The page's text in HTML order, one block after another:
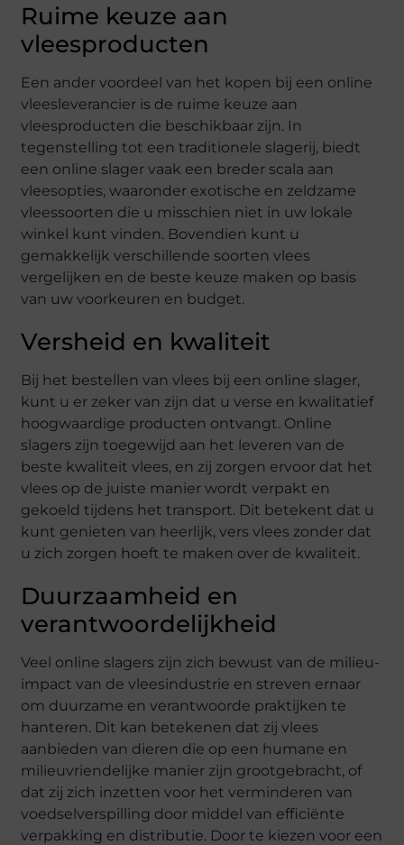
Ruime keuze aan
vleesproducten
Een ander voordeel van het kopen bij een online
vleesleverancier is de ruime keuze aan
vleesproducten die beschikbaar zijn. In
tegenstelling tot een traditionele slagerij, biedt
een online slager vaak een breder scala aan
vleesopties, waaronder exotische en zeldzame
vleessoorten die u misschien niet in uw lokale
winkel kunt vinden. Bovendien kunt u
gemakkelijk verschillende soorten vlees
vergelijken en de beste keuze maken op basis
van uw voorkeuren en budget.
Versheid en kwaliteit
Bij het bestellen van vlees bij een online slager,
kunt u er zeker van zijn dat u verse en kwalitatief
hoogwaardige producten ontvangt. Online
slagers zijn toegewijd aan het leveren van de
beste kwaliteit vlees, en zij zorgen ervoor dat het
vlees op de juiste manier wordt verpakt en
gekoeld tijdens het transport. Dit betekent dat u
kunt genieten van heerlijk, vers vlees zonder dat
u zich zorgen hoeft te maken over de kwaliteit.
Duurzaamheid en
verantwoordelijkheid
Veel online slagers zijn zich bewust van de milieu-
impact van de vleesindustrie en streven ernaar
om duurzame en verantwoorde praktijken te
hanteren. Dit kan betekenen dat zij vlees
aanbieden van dieren die op een humane en
milieuvriendelijke manier zijn grootgebracht, of
dat zij zich inzetten voor het verminderen van
voedselverspilling door middel van efficiënte
verpakking en distributie. Door te kiezen voor een